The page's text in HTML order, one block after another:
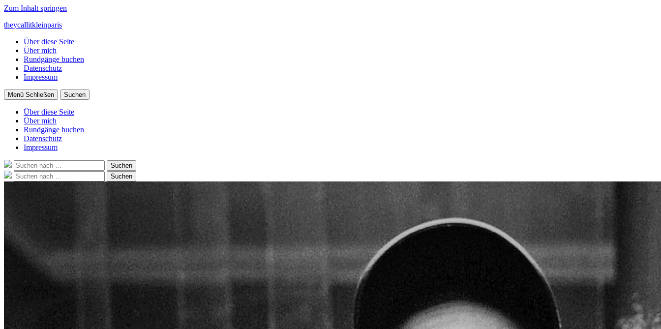
Zum Inhalt springen
theycallitkleinparis
Über diese Seite
Über mich
Rundgänge buchen
Datenschutz
Impressum
Menü Schließen Suchen
Über diese Seite
Über mich
Rundgänge buchen
Datenschutz
Impressum
Suche
nach:
Suchen
Suche
nach:
Suchen